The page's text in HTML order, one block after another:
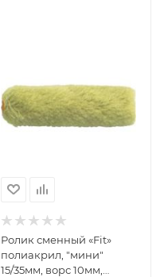
Ролик сменный «Fit»
полиакрил, "мини"
15/35мм, ворс 10мм,